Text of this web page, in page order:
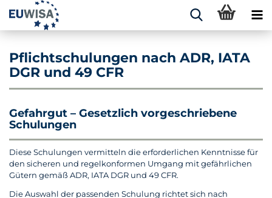
Pflichtschulungen nach ADR, IATA
DGR und 49 CFR
Gefahrgut – Gesetzlich vorgeschriebene
Schulungen
Diese Schulungen vermitteln die erforderlichen Kenntnisse für
den sicheren und regelkonformen Umgang mit gefährlichen
Gütern gemäß ADR, IATA DGR und 49 CFR.
Die Auswahl der passenden Schulung richtet sich nach